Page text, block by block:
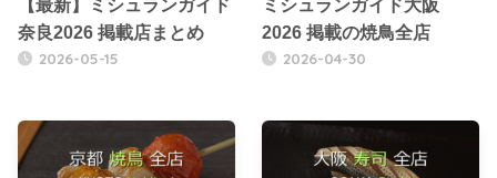
【最新】ミシュランガイド
奈良2026 掲載店まとめ
2026-05-15
ミシュランガイド大阪
2026 掲載の焼鳥全店
2026-04-30